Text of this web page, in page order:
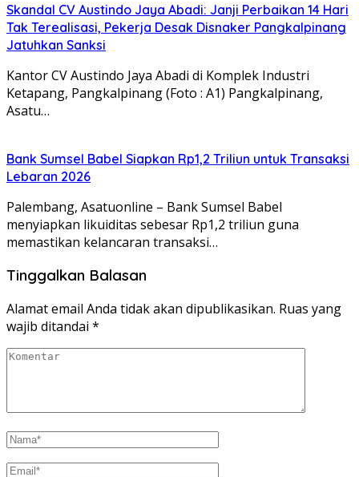
Skandal CV Austindo Jaya Abadi: Janji Perbaikan 14 Hari
Tak Terealisasi, Pekerja Desak Disnaker Pangkalpinang
Jatuhkan Sanksi
Kantor CV Austindo Jaya Abadi di Komplek Industri
Ketapang, Pangkalpinang (Foto : A1) Pangkalpinang,
Asatu…
Bank Sumsel Babel Siapkan Rp1,2 Triliun untuk Transaksi
Lebaran 2026
Palembang, Asatuonline – Bank Sumsel Babel
menyiapkan likuiditas sebesar Rp1,2 triliun guna
memastikan kelancaran transaksi…
Tinggalkan Balasan
Alamat email Anda tidak akan dipublikasikan. Ruas yang
wajib ditandai *